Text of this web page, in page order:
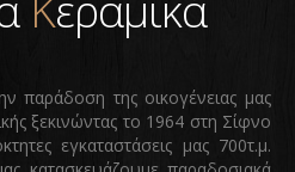
παράδοση της οικογένειας μας
ξεκινώντας το 1964 στη Σίφνο
εγκαταστάσεις μας 700τ.μ.